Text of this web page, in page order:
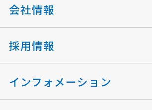
会社情報
採用情報
インフォメーション